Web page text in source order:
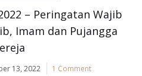
– Peringatan Wajib
Imam dan Pujangga
13, 2022 1 Comment